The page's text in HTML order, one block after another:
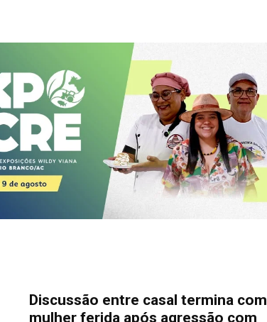
Discussão entre casal termina com
mulher ferida após agressão com